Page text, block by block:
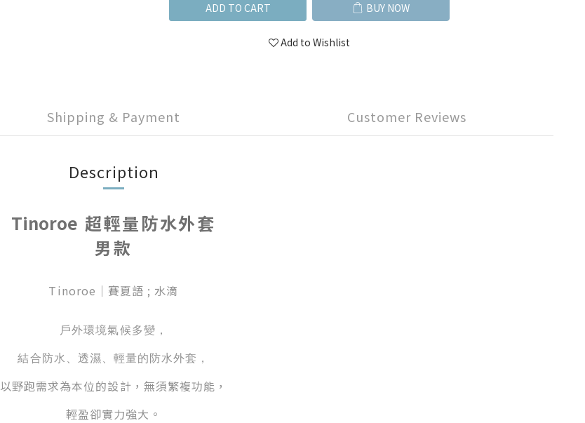
ADD TO CART BUY NOW
Add to Wishlist
Shipping & Payment Customer Reviews
Description
Tinoroe 超輕量防水外套
男款
Tinoroe｜賽夏語 ; 水滴
戶外環境氣候多變，
結合防水、透濕、輕量的防水外套，
以野跑需求為本位的設計，無須繁複功能，
輕盈卻實力強大。